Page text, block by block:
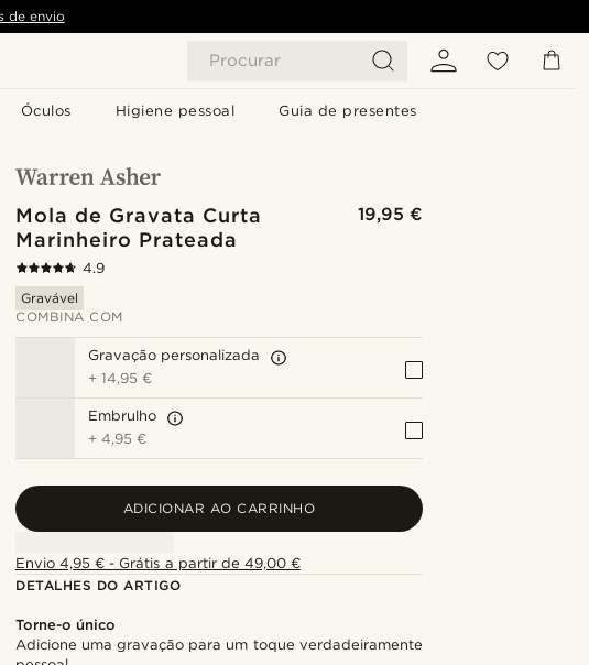
Procurar
Óculos Higiene pessoal Guia de presentes
de envio
Mola de Gravata Curta
Marinheiro Prateada
19,95 €
4.9
Gravável
COMBINA COM
Gravação personalizada
+14,95 €
Embrulho
+4,95 €
ADICIONAR AO CARRINHO
Envio 4,95 € - Grátis a partir de 49,00 €
DETALHES DO ARTIGO
Torne-o único
Adicione uma gravação para um toque verdadeiramente